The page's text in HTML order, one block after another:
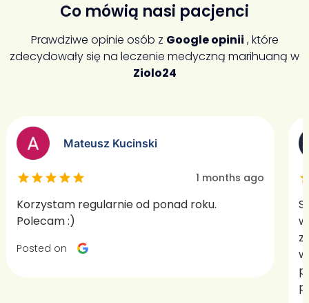
Co mówią nasi pacjenci
Prawdziwe opinie osób z Google opinii , które
zdecydowały się na leczenie medyczną marihuaną w
Ziolo24
Mateusz Kucinski
1 months ago
Korzystam regularnie od ponad roku.
Polecam :)
Posted on